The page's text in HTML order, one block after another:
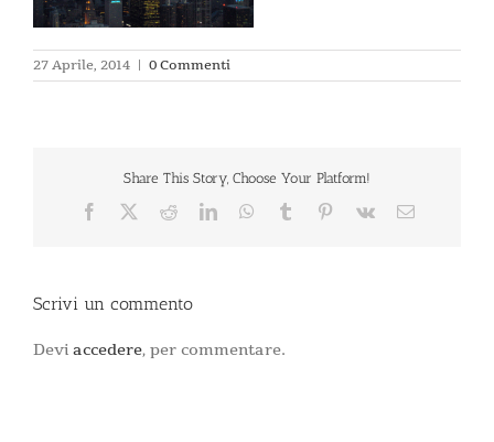
27 Aprile, 2014 | 0 Commenti
Share This Story, Choose Your Platform!
Facebook RedditLinkedInWhatsApp
Tumblr Pinterest
Vk Email
Scrivi un commento
Devi accedere, per commentare.